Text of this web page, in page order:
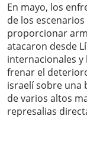
En mayo, los
de los
proporcionar
atacaron desde
internacionales
frenar el
israelí sobre una
de varios altos
represalias